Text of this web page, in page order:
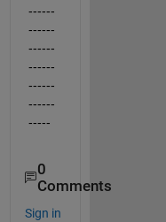
------
------
------
------
------
------
-----
0
Comments
Sign in